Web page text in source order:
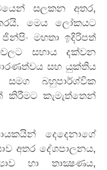
සලකන අතර,
මෙය ලෝකයට
මහතා ඉදිරිපත්
සහාය දක්වන
සහ යුක්තිය
බහුපාර්ශ්වික
කැමැත්තෙන්
දෙදෙනාගේ
අතර දේශපාලනය,
හා තාක්‍ෂණය,